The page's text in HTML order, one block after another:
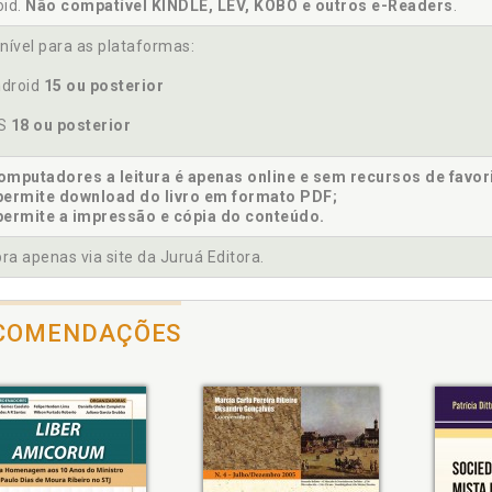
Retomada do imóvel, p. 85
nos tribunais. Forma de pagamento e sua
Figura do empresário rural e a necessidade de
de retomada e comunicação de venda, p. 69
Forma de pagamento e sua interpretação nos
Pelo não pagamento, p. 79
renovação, extinção e recuperação judicial, p. 43
Não compatível KINDLE, LEV, KOBO e outros e-Readers.
para as plataformas:
15 ou posterior
18 ou posterior
a leitura é apenas online e sem recursos de
download do livro em formato PDF;
a impressão e cópia do conteúdo.
apenas via site da Juruá Editora.